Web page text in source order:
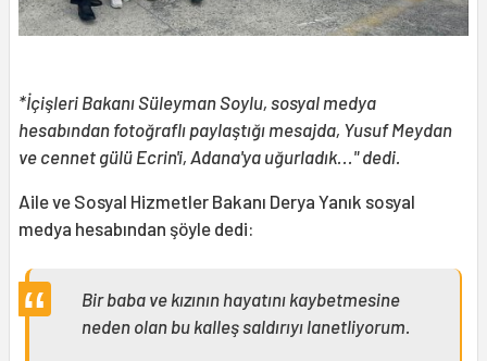
*İçişleri Bakanı Süleyman Soylu, sosyal medya
hesabından fotoğraflı paylaştığı mesajda, Yusuf Meydan
ve cennet gülü Ecrin'i, Adana'ya uğurladık..." dedi.
Aile ve Sosyal Hizmetler Bakanı Derya Yanık sosyal
medya hesabından şöyle dedi:
Bir baba ve kızının hayatını kaybetmesine
neden olan bu kalleş saldırıyı lanetliyorum.